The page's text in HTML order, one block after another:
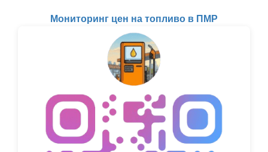
Мониторинг цен на топливо в ПМР